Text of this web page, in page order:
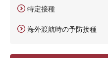
特定接種
海外渡航時の予防接種